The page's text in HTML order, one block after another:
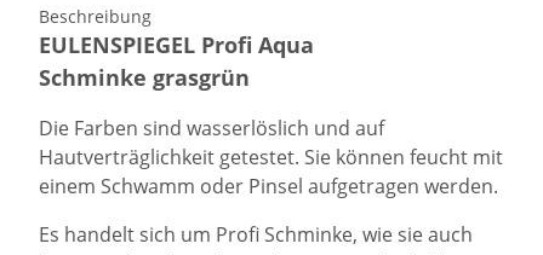
Beschreibung
EULENSPIEGEL Profi Aqua
Schminke grasgrün
Die Farben sind wasserlöslich und auf
Hautverträglichkeit getestet. Sie können feucht mit
einem Schwamm oder Pinsel aufgetragen werden.
Es handelt sich um Profi Schminke, wie sie auch